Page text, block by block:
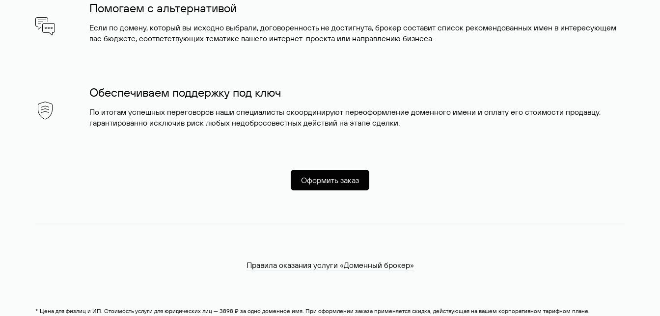
Помогаем с альтернативой
Если по домену, который вы исходно выбрали, договоренность не достигнута, брокер составит список рекомендованных имен в интересующем
вас бюджете, соответствующих тематике вашего интернет-проекта или направлению бизнеса.
Обеспечиваем поддержку под ключ
По итогам успешных переговоров наши специалисты скоординируют переоформление доменного имени и оплату его стоимости продавцу,
гарантированно исключив риск любых недобросовестных действий на этапе сделки.
Оформить заказ
Правила оказания услуги «Доменный брокер»
* Цена для физлиц и ИП. Стоимость услуги для юридических лиц — 3898 ₽ за одно доменное имя. При оформлении заказа применяется скидка, действующая на вашем корпоративном тарифном плане.